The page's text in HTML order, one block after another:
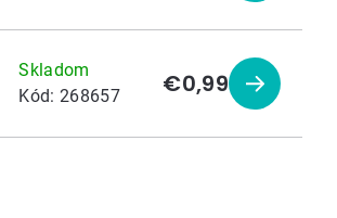
Skladom
Kód:268657 €0,99
Zobraziť